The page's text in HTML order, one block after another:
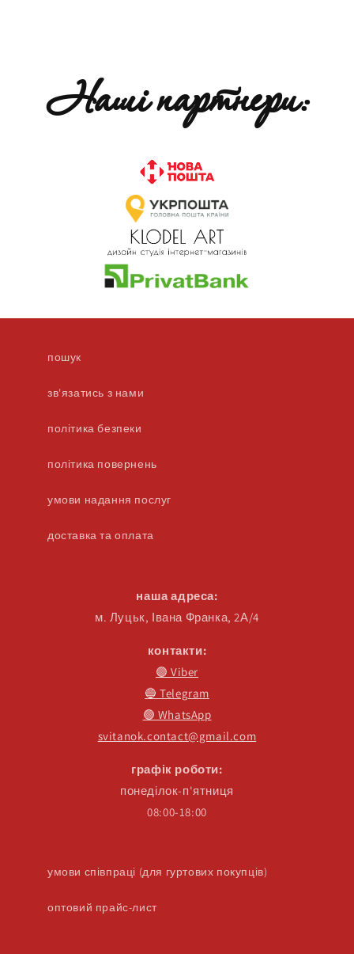
Наші партнери:
пошук
зв'язатись з нами
політика безпеки
політика повернень
умови надання послуг
доставка та оплата
наша адреса:
м. Луцьк, Івана Франка, 2А/4
контакти:
🟣 Viber
🔵 Telegram
🟢 WhatsApp
svitanok.contact@gmail.com
графік роботи:
понеділок-п'ятниця
08:00-18:00
умови співпраці (для гуртових покупців)
оптовий прайс-лист